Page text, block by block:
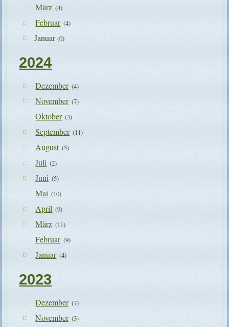
März (4)
Februar (4)
Januar(0)
2024
Dezember (4)
November (7)
Oktober (3)
September (11)
August (5)
Juli (2)
Juni (5)
Mai (10)
April (9)
März (11)
Februar (9)
Januar (4)
2023
Dezember (7)
November (3)